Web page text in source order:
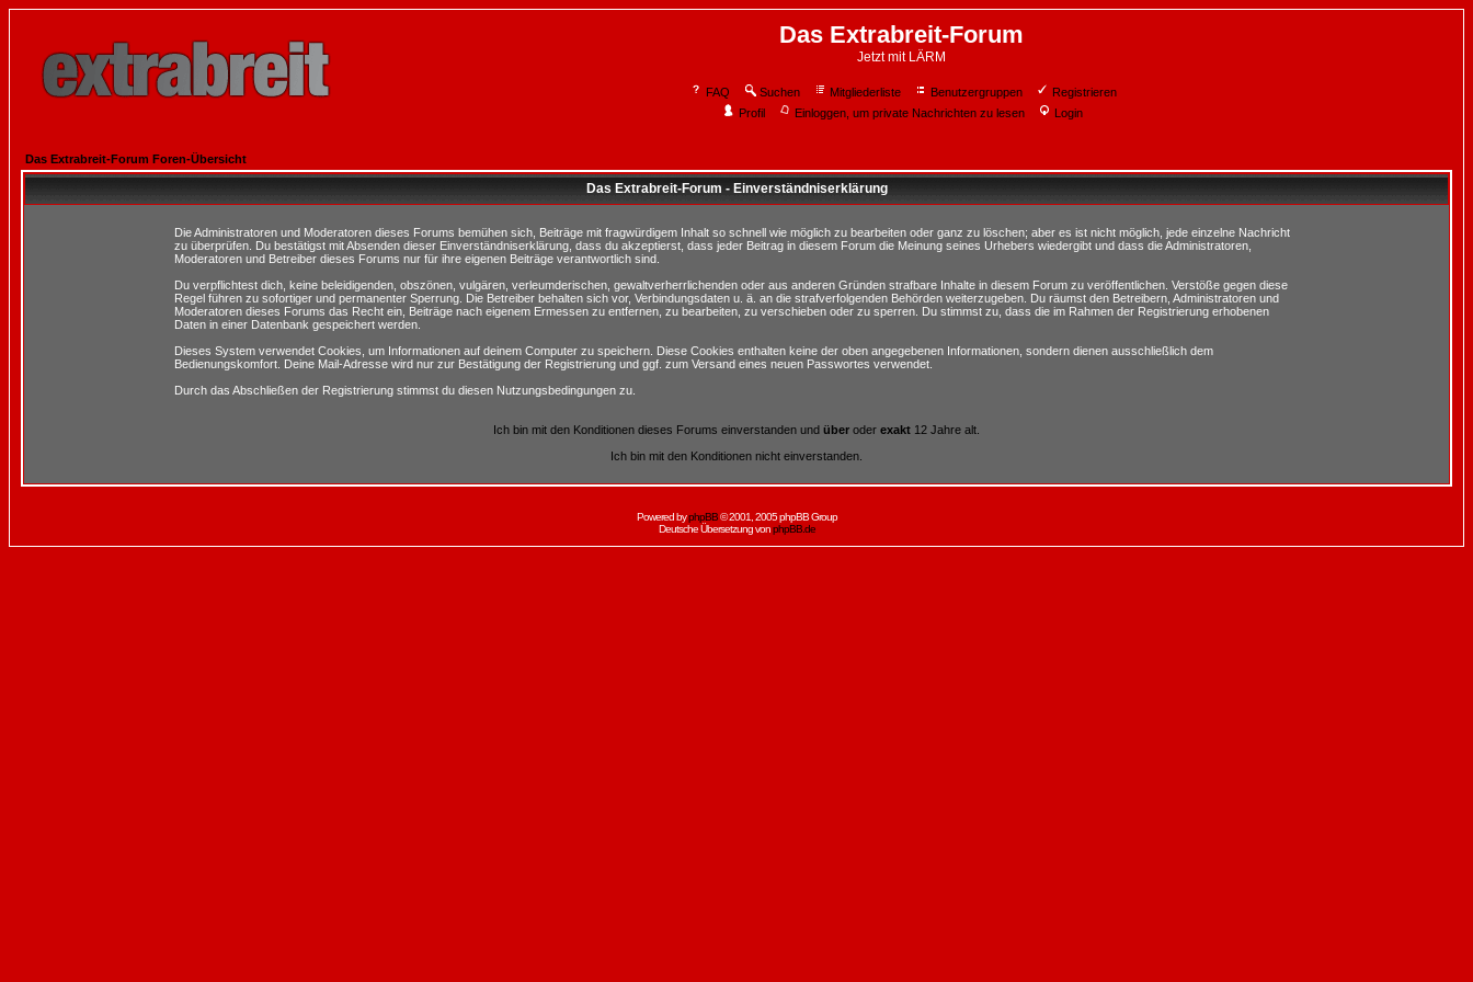
Das Extrabreit-Forum
Jetzt mit LÄRM
FAQ Suchen Mitgliederliste Benutzergruppen
Registrieren
Profil
Einloggen, um private Nachrichten zu lesen Login
Das Extrabreit-Forum Foren-Übersicht
Das Extrabreit-Forum - Einverständniserklärung
Die Administratoren und Moderatoren dieses Forums bemühen sich, Beiträge mit fragwürdigem Inhalt so schnell wie möglich zu bearbeiten oder ganz zu löschen; aber es ist nicht möglich, jede einzelne Nachricht
zu überprüfen. Du bestätigst mit Absenden dieser Einverständniserklärung, dass du akzeptierst, dass jeder Beitrag in diesem Forum die Meinung seines Urhebers wiedergibt und dass die Administratoren,
Moderatoren und Betreiber dieses Forums nur für ihre eigenen Beiträge verantwortlich sind.
Du verpflichtest dich, keine beleidigenden, obszönen, vulgären, verleumderischen, gewaltverherrlichenden oder aus anderen Gründen strafbare Inhalte in diesem Forum zu veröffentlichen. Verstöße gegen diese
Regel führen zu sofortiger und permanenter Sperrung. Die Betreiber behalten sich vor, Verbindungsdaten u. ä. an die strafverfolgenden Behörden weiterzugeben. Du räumst den Betreibern, Administratoren und
Moderatoren dieses Forums das Recht ein, Beiträge nach eigenem Ermessen zu entfernen, zu bearbeiten, zu verschieben oder zu sperren. Du stimmst zu, dass die im Rahmen der Registrierung erhobenen
Daten in einer Datenbank gespeichert werden.
Dieses System verwendet Cookies, um Informationen auf deinem Computer zu speichern. Diese Cookies enthalten keine der oben angegebenen Informationen, sondern dienen ausschließlich dem
Bedienungskomfort. Deine Mail-Adresse wird nur zur Bestätigung der Registrierung und ggf. zum Versand eines neuen Passwortes verwendet.
Durch das Abschließen der Registrierung stimmst du diesen Nutzungsbedingungen zu.
Ich bin mit den Konditionen dieses Forums einverstanden und über oder exakt 12 Jahre alt.
Ich bin mit den Konditionen nicht einverstanden.
Powered byphpBB© 2001, 2005 phpBB Group
Deutsche Übersetzung vonphpBB.de